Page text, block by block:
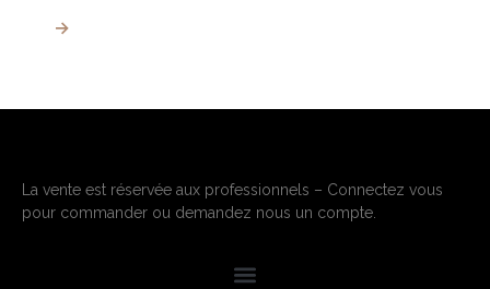
→
La vente est réservée aux professionnels – Connectez vous
pour commander ou demandez nous un compte.